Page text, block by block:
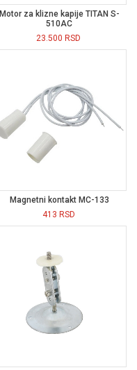
Motor za klizne kapije TITAN S-
510AC
23.500 RSD
Magnetni kontakt MC-133
413 RSD